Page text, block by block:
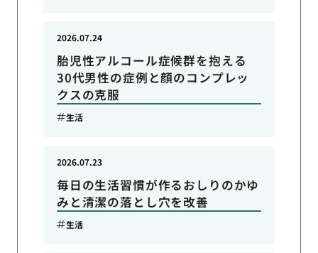
胎児性アルコール症候群を抱える
30代男性の症例と顔のコンプレッ
クスの克服
2026.07.24
生活
毎日の生活習慣が作るおしりのかゆ
みと清潔の落とし穴を改善
2026.07.23
生活